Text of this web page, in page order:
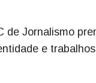
de Jornalismo
e